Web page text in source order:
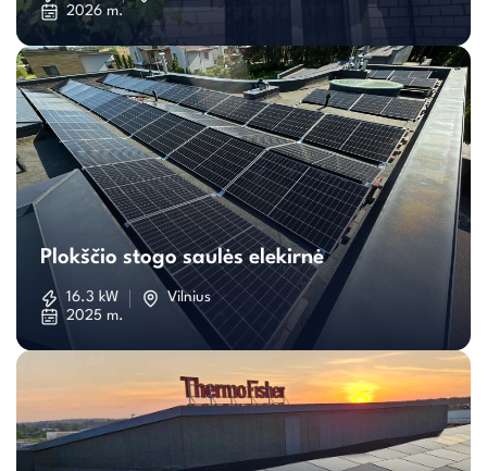
2026 m.
Plokščio
stogo
saulės
elekirnė
Plokščio stogo saulės elekirnė
16.3 kW
Vilnius
2025 m.